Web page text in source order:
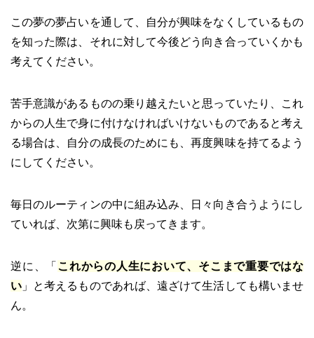
この夢の夢占いを通して、自分が興味をなくしているもの
を知った際は、それに対して今後どう向き合っていくかも
考えてください。
苦手意識があるものの乗り越えたいと思っていたり、これ
からの人生で身に付けなければいけないものであると考え
る場合は、自分の成長のためにも、再度興味を持てるよう
にしてください。
毎日のルーティンの中に組み込み、日々向き合うようにし
ていれば、次第に興味も戻ってきます。
逆に、「 これからの人生において、そこまで重要ではな
い 」と考えるものであれば、遠ざけて生活しても構いませ
ん。